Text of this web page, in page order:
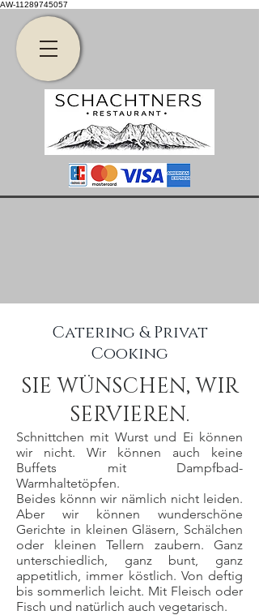
AW-11289745057
Catering & Privat
Cooking
SIE WÜNSCHEN, WIR
SERVIEREN.
Schnittchen mit Wurst und Ei können
wir nicht. Wir können auch keine
Buffets mit Dampfbad-
Warmhaltetöpfen.
Beides könnn wir nämlich nicht leiden.
Aber wir können wunderschöne
Gerichte in kleinen Gläsern, Schälchen
oder kleinen Tellern zaubern. Ganz
unterschiedlich, ganz bunt, ganz
appetitlich, immer köstlich. Von deftig
bis sommerlich leicht. Mit Fleisch oder
Fisch und natürlich auch vegetarisch.